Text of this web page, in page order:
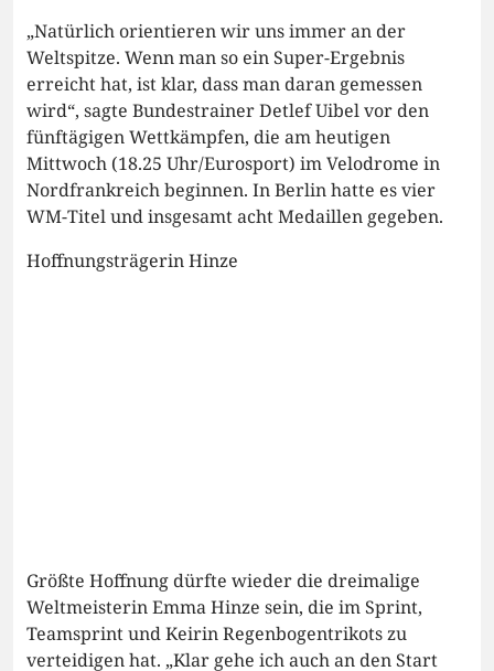
„Natürlich orientieren wir uns immer an der
Weltspitze. Wenn man so ein Super-Ergebnis
erreicht hat, ist klar, dass man daran gemessen
wird“, sagte Bundestrainer Detlef Uibel vor den
fünftägigen Wettkämpfen, die am heutigen
Mittwoch (18.25 Uhr/Eurosport) im Velodrome in
Nordfrankreich beginnen. In Berlin hatte es vier
WM-Titel und insgesamt acht Medaillen gegeben.
Hoffnungsträgerin Hinze
Größte Hoffnung dürfte wieder die dreimalige
Weltmeisterin Emma Hinze sein, die im Sprint,
Teamsprint und Keirin Regenbogentrikots zu
verteidigen hat. „Klar gehe ich auch an den Start